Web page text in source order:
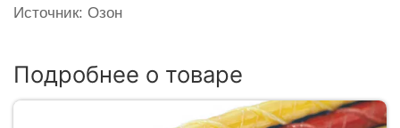
Источник: Озон
Подробнее о товаре